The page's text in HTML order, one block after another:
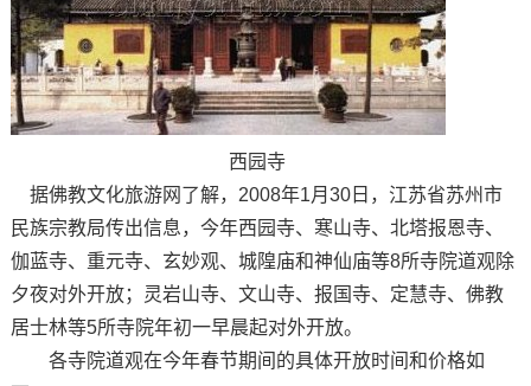
西园寺
据佛教文化旅游网了解，2008年1月30日，江苏省苏州市
民族宗教局传出信息，今年西园寺、寒山寺、北塔报恩寺、
伽蓝寺、重元寺、玄妙观、城隍庙和神仙庙等8所寺院道观除
夕夜对外开放；灵岩山寺、文山寺、报国寺、定慧寺、佛教
居士林等5所寺院年初一早晨起对外开放。
各寺院道观在今年春节期间的具体开放时间和价格如